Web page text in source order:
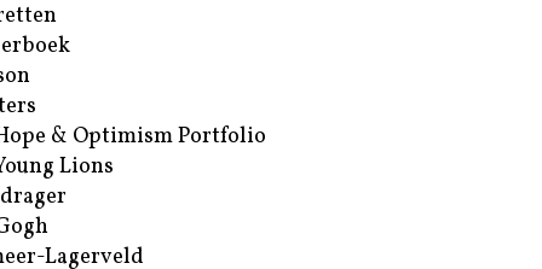
& Optimism Portfolio
Lions
Lagerveld